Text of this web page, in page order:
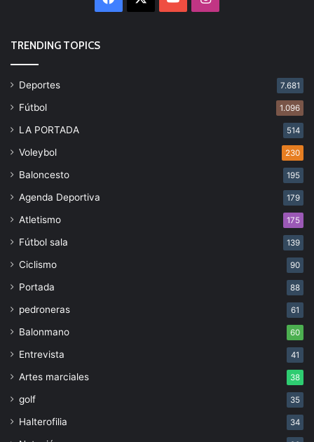
TRENDING TOPICS
Deportes 7.681
Fútbol 1.096
LA PORTADA 514
Voleybol 230
Baloncesto 195
Agenda Deportiva 179
Atletismo 175
Fútbol sala 139
Ciclismo 90
Portada 88
pedroneras 61
Balonmano 60
Entrevista 41
Artes marciales 38
golf 35
Halterofilia 34